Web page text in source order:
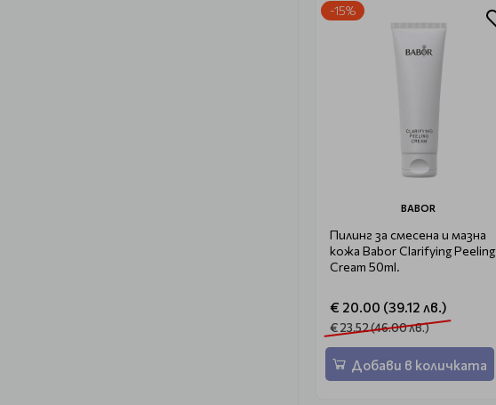
-15%
BABOR
Пилинг за смесена и мазна
кожа Babor Clarifying Peeling
Cream 50ml.
€ 20.00 (39.12 лв.)
€ 23.52 (46.00 лв.)
Добави в количката